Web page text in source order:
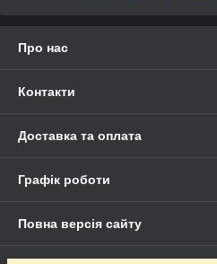
Про нас
Контакти
Доставка та оплата
Графік роботи
Повна версія сайту